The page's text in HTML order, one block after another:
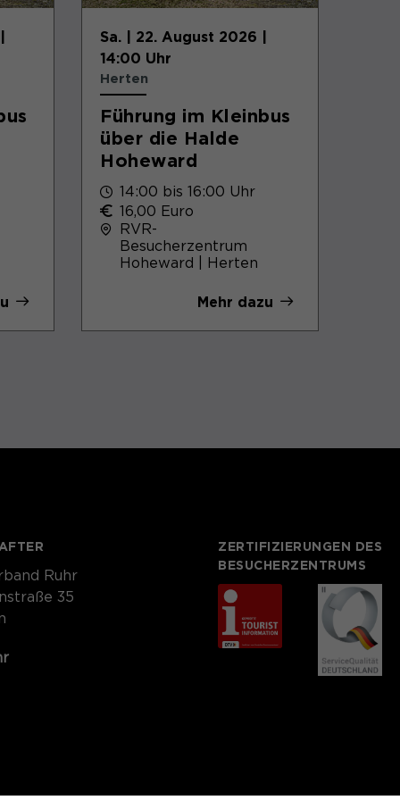
Sa. | 22. August 2026 |
14:00 Uhr
Herten
Führung im Kleinbus
über die Halde
Hoheward
14:00 bis 16:00 Uhr
16,00 Euro
RVR-
Besucherzentrum
Hoheward | Herten
Mehr dazu
Ruhr
35
ZERTIFIZIERUNGEN DES
BESUCHERZENTRUMS
Zweck
Benutzers für Cookies auf der aktuellen
Domäne.